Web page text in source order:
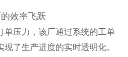
效率飞跃
单压力，该厂通过系统的工单
了生产进度的实时透明化。